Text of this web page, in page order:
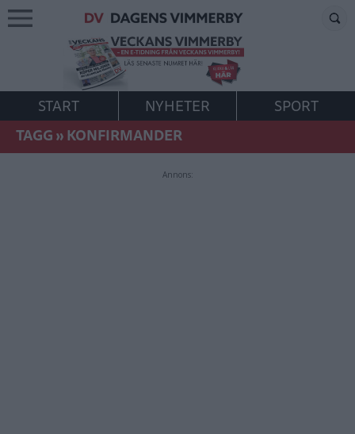
START NYHETER
SPORT
TAGG»KONFIRMANDER
Annons: